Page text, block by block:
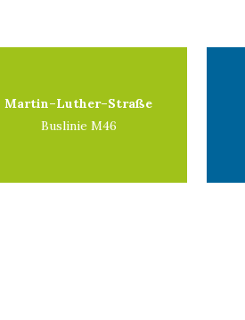
Martin–Luther–Straße
Buslinie M46